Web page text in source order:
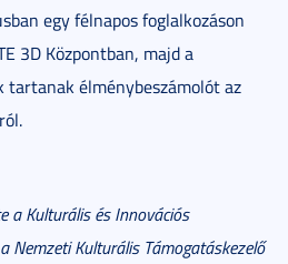
egy félnapos foglalkozáson
3D Központban, majd a
tartanak élménybeszámolót az
a Kulturális és Innovációs
Nemzeti Kulturális Támogatáskezelő